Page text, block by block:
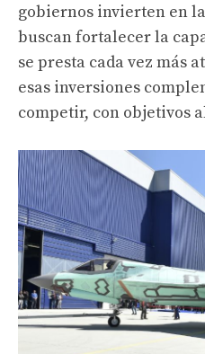
gobiernos invierten en
buscan fortalecer la
se presta cada vez más
esas inversiones
competir, con objetivos